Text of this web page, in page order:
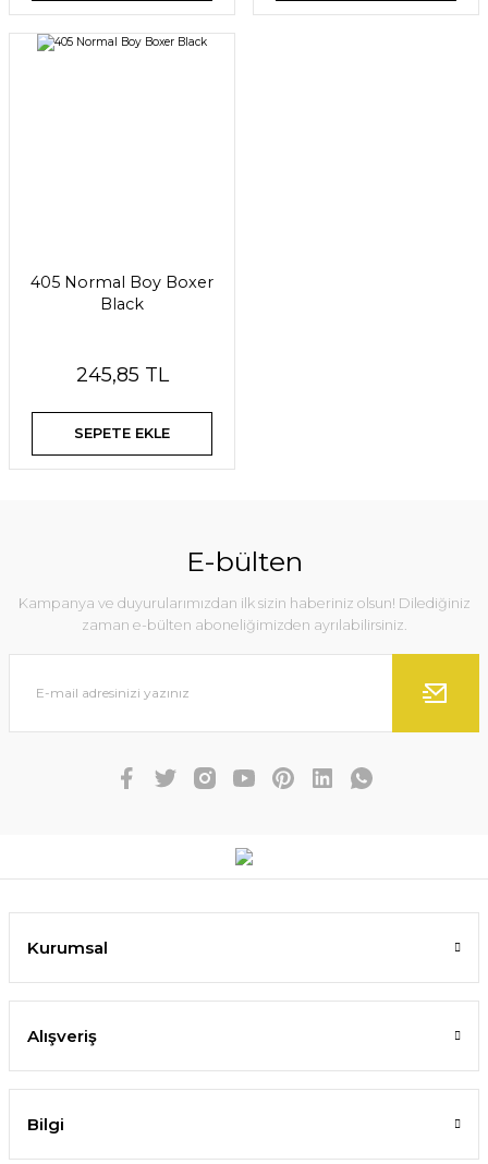
405 Normal Boy Boxer
Black
245,85 TL
SEPETE EKLE
E-bülten
Kampanya ve duyurularımızdan ilk sizin haberiniz olsun! Dilediğiniz
zaman e-bülten aboneliğimizden ayrılabilirsiniz.
Kurumsal
Alışveriş
Bilgi